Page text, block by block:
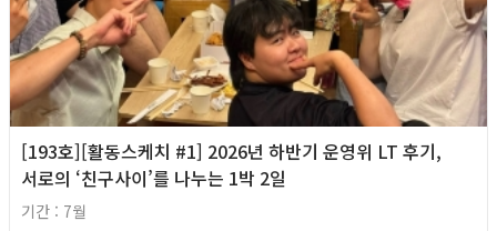
[193호][활동스케치 #1] 2026년 하반기 운영위 LT 후기,
서로의 ‘친구사이’를 나누는 1박 2일
기간 : 7월